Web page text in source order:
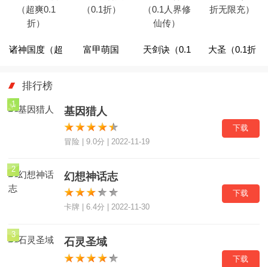
版） 折）
诸神国度（超 富甲萌国 天剑诀（0.1 大圣（0.1折
排行榜
1
基因猎人
冒险 | 9.0分 | 2022-11-19
下载
2
幻想神话志
卡牌 | 6.4分 | 2022-11-30
下载
3
石灵圣域
下载